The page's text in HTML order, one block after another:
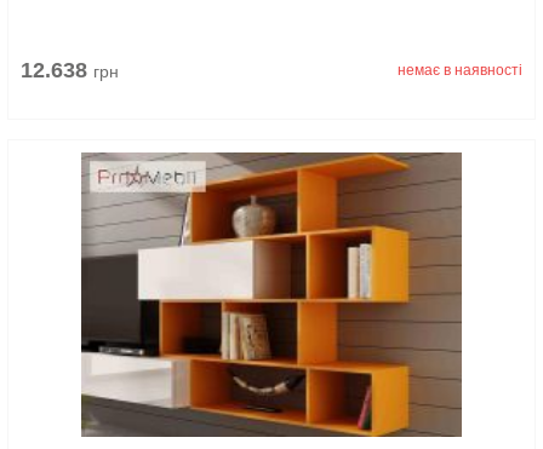
12.638 грн немає в наявності